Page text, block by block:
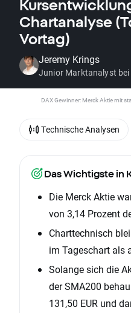
Chartanalyse
Vortag)
Jeremy Krings
Junior Marktanalyst bei
DAX Gewinner: Merck Aktie mit
Das Wichtigste in
Die Merck Aktie
von 3,14 Prozent
Charttechnisch
im Tageschart als
Solange sich die
der SMA200
131,50 EUR und
Technische Analysen